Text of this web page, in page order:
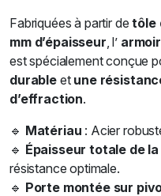
Fabriquées à partir detôle
mm d’épaisseur , l’
est spécialement conçue
durableet une
d’effraction.
🔹 Matériau : Acier
🔹 Épaisseur totale de
résistance optimale.
🔹 Porte montée sur